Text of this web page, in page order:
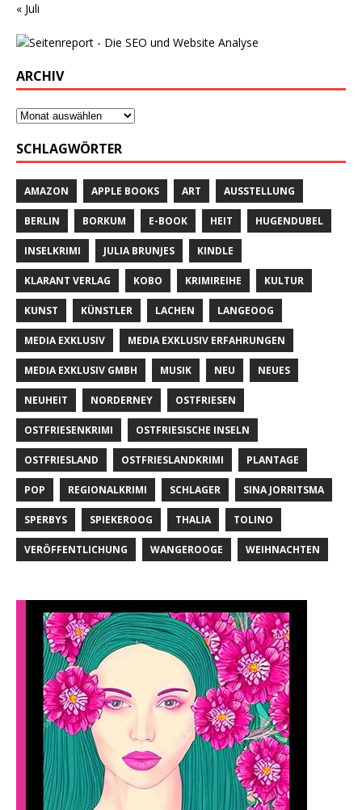
« Juli
ARCHIV
SCHLAGWÖRTER
AMAZON APPLE BOOKS ART AUSSTELLUNG
BERLIN BORKUM E-BOOK HEIT HUGENDUBEL
INSELKRIMI JULIA BRUNJES KINDLE
KLARANT VERLAG KOBO KRIMIREIHE KULTUR
KUNST KÜNSTLER LACHEN LANGEOOG
MEDIA EXKLUSIV MEDIA EXKLUSIV ERFAHRUNGEN
MEDIA EXKLUSIV GMBH MUSIK NEU NEUES
NEUHEIT NORDERNEY OSTFRIESEN
OSTFRIESENKRIMI OSTFRIESISCHE INSELN
OSTFRIESLAND OSTFRIESLANDKRIMI PLANTAGE
POP REGIONALKRIMI SCHLAGER SINA JORRITSMA
SPERBYS SPIEKEROOG THALIA TOLINO
VERÖFFENTLICHUNG WANGEROOGE WEIHNACHTEN